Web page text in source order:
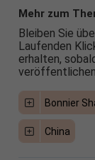
Mehr zum
Bleiben Sie
Laufenden
erhalten,
veröffentlichen
Bonnier
China